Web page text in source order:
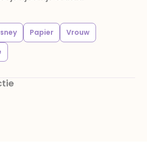
Papier
Vrouw